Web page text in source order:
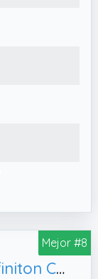
Mejor #8
Congelador Horizontal Infiniton CH-A98B, Blanco